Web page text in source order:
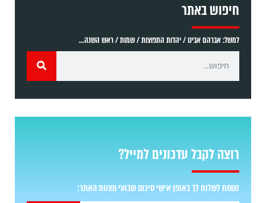
חיפוש באתר
למשל: אברהם אבינו / יהדות התפוצות / שמות / ראש השנה...
רוצה לקבל עדכונים למייל?
נשמח לשלוח לך באופן אישי סיכום שבועי מצוות האתר: